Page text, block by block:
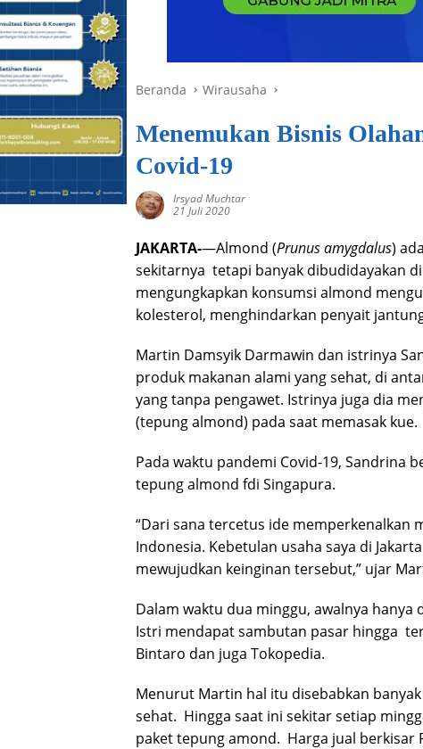
Beranda Wirausaha
Menemukan Bisnis
Covid-19
Irsyad Muchtar
21 Juli 2020
JAKARTA-—Almond (Prunus amygdalus)
sekitarnya tetapi banyak dibudidayakan
mengungkapkan konsumsi almond
kolesterol, menghindarkan penyait
Martin Damsyik Darmawin dan istrinya
produk makanan alami yang sehat, di
yang tanpa pengawet. Istrinya juga dia
(tepung almond) pada saat memasak kue.
Pada waktu pandemi Covid-19, Sandrina
tepung almond fdi Singapura.
“Dari sana tercetus ide
Indonesia. Kebetulan usaha saya di
mewujudkan keinginan tersebut,” ujar
Dalam waktu dua minggu, awalnya
Istri mendapat sambutan pasar hingga
Bintaro dan juga Tokopedia.
Menurut Martin hal itu disebabkan
sehat. Hingga saat ini sekitar setiap
paket tepung amond. Harga jual